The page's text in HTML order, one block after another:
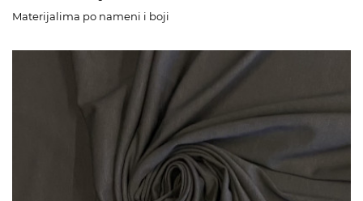
Materijalima po nameni i boji